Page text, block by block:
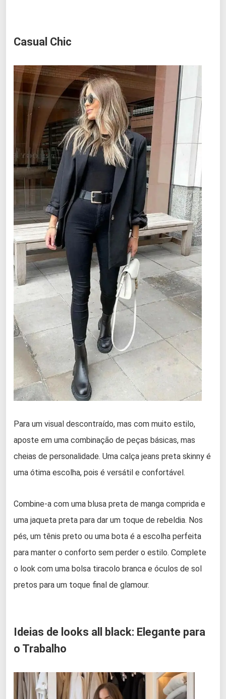
Casual Chic
Para um visual descontraído, mas com muito estilo,
aposte em uma combinação de peças básicas, mas
cheias de personalidade. Uma calça jeans preta skinny é
uma ótima escolha, pois é versátil e confortável.
Combine-a com uma blusa preta de manga comprida e
uma jaqueta preta para dar um toque de rebeldia. Nos
pés, um tênis preto ou uma bota é a escolha perfeita
para manter o conforto sem perder o estilo. Complete
o look com uma bolsa tiracolo branca e óculos de sol
pretos para um toque final de glamour.
Ideias de looks all black: Elegante para
o Trabalho